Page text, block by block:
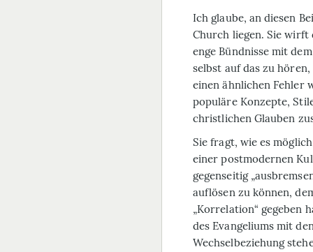
Ich glaube, an diesen
Church liegen. Sie wirft
enge Bündnisse mit
selbst auf das zu
einen ähnlichen Fehler
populäre Konzepte,
christlichen Glauben
Sie fragt, wie es
einer postmodernen
gegenseitig
auflösen zu können,
„Korrelation“ gegeben
des Evangeliums mit
Wechselbeziehung